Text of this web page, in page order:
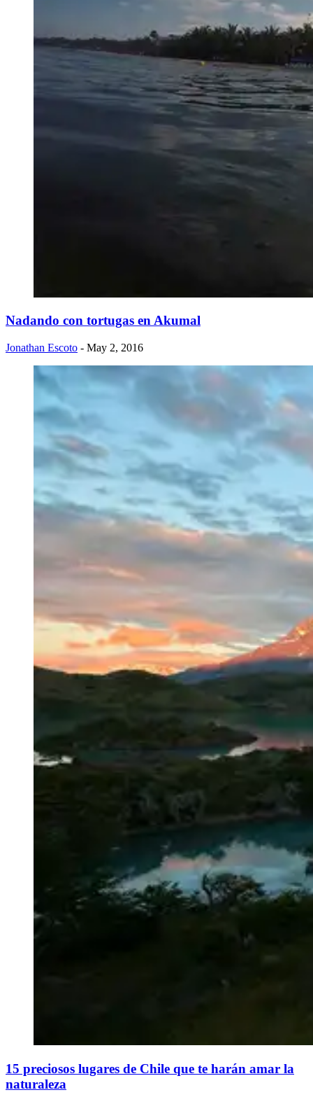
Nadando con tortugas en Akumal
Jonathan Escoto - May 2, 2016
15 preciosos lugares de Chile que te harán amar la
naturaleza